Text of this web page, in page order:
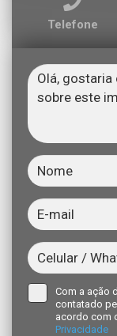
Telefone
Com a ação
contatado
acordo com
Privacidade